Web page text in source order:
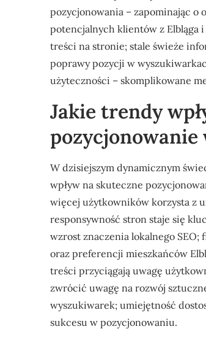
pozycjonowania – zapominając o
potencjalnych klientów z Elbląga
treści na stronie; stale świeże
poprawy pozycji w
użyteczności – skomplikowane
Jakie trendy
pozycjonowanie
W dzisiejszym dynamicznym
wpływ na skuteczne
więcej użytkowników korzysta z
responsywność stron staje się
wzrost znaczenia lokalnego SEO;
oraz preferencji mieszkańców
treści przyciągają uwagę
zwrócić uwagę na rozwój
wyszukiwarek; umiejętność
sukcesu w pozycjonowaniu.